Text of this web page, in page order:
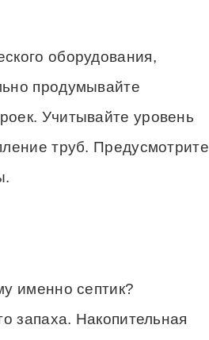
оборудования,
продумывайте
Учитывайте уровень
труб. Предусмотрите
именно септик?
запаха. Накопительная